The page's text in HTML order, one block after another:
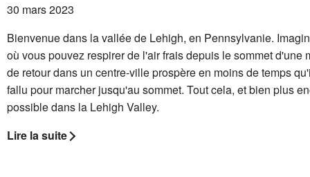
30 mars 2023
Bienvenue dans la vallée de Lehigh, en Pennsylvanie.
où vous pouvez respirer de l'air frais depuis le sommet d'une
de retour dans un centre-ville prospère en moins de temps
fallu pour marcher jusqu'au sommet. Tout cela, et bien plus
possible dans la Lehigh Valley.
Lire la suite